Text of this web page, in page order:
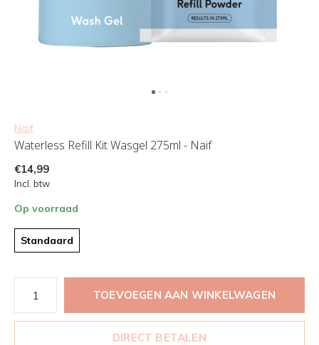
Naïf
Waterless Refill Kit Wasgel 275ml - Naif
€14,99
Incl. btw
Op voorraad
Standaard
TOEVOEGEN AAN WINKELWAGEN
DIRECT BETALEN